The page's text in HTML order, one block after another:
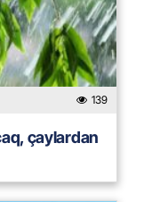
139
çaylardan